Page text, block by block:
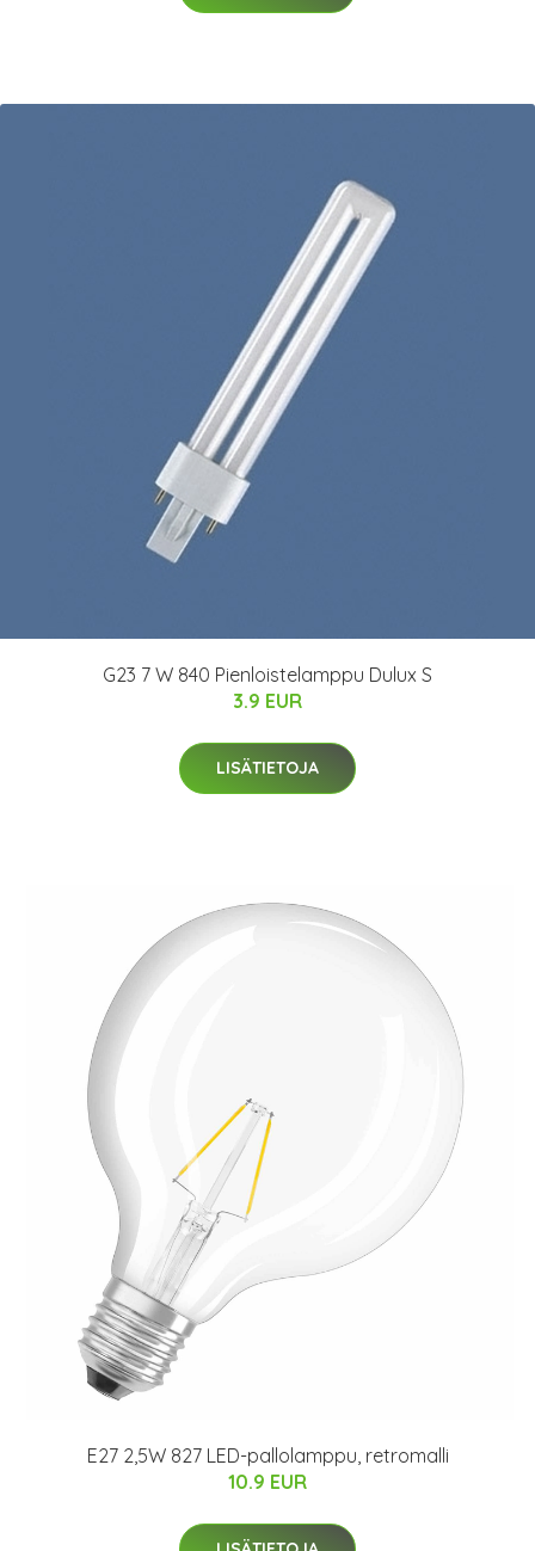
G23 7 W 840 Pienloistelamppu Dulux S
3.9 EUR
LISÄTIETOJA
E27 2,5W 827 LED-pallolamppu, retromalli
10.9 EUR